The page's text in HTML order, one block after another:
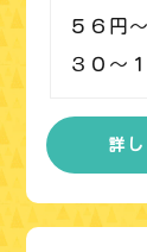
５６円
３０～
詳